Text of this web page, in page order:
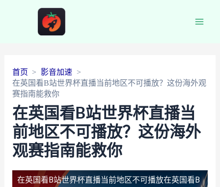
首页
影音加速
在英国看B站世界杯直播当前地区不可播放？这份海外观
赛指南能救你
在英国看B站世界杯直播当
前地区不可播放？这份海外
观赛指南能救你
在英国看B站世界杯直播当前地区不可播放在英国看B